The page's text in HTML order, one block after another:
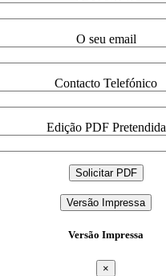
O seu email
Contacto Telefónico
Edição PDF Pretendida
Versão Impressa
Versão Impressa
×